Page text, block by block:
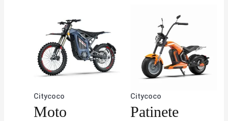
Citycoco
Moto
Citycoco
Patinete